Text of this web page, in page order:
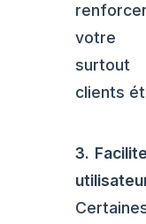
votre
clients
3.